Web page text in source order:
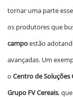
tornar uma parte
os produtores que
campoestão
avançadas. Um
o Centro de Soluções
Grupo FV Cereais,